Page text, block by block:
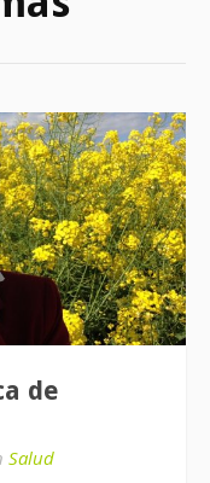
de
Salud